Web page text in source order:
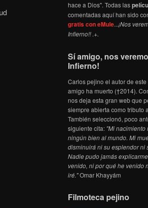
hace a Dios". Todas las
comentadas aquí han sido
gratis con eMule...¡Nos
Infierno!! .+.
Sí amigo, nos
Infierno!
Carlos pejino el autor de
amigo ha muerto (†2014).
nos deja esta gran web que
siempre abierta como tributo
También seleccionó, poco
siguiente cita: "Mi nacimiento
ningún bien al mundo. Mi
disminuirá ni su esplendor ni
Nadie pudo jamás
venido, ni por qué he venido
iré."Omar Khayyám
Filmoteca pejino